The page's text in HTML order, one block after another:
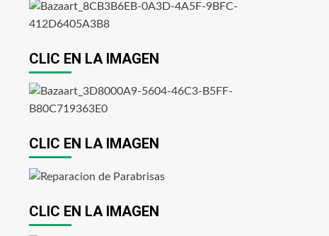
CLIC EN LA IMAGEN
CLIC EN LA IMAGEN
CLIC EN LA IMAGEN